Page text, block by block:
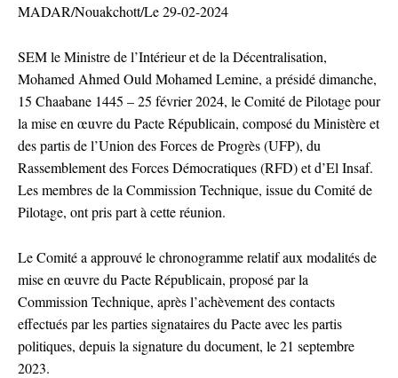
MADAR/Nouakchott/Le 29-02-2024
SEM le Ministre de l’Intérieur et de la Décentralisation,
Mohamed Ahmed Ould Mohamed Lemine, a présidé dimanche,
15 Chaabane 1445 – 25 février 2024, le Comité de Pilotage pour
la mise en œuvre du Pacte Républicain, composé du Ministère et
des partis de l’Union des Forces de Progrès (UFP), du
Rassemblement des Forces Démocratiques (RFD) et d’El Insaf.
Les membres de la Commission Technique, issue du Comité de
Pilotage, ont pris part à cette réunion.
Le Comité a approuvé le chronogramme relatif aux modalités de
mise en œuvre du Pacte Républicain, proposé par la
Commission Technique, après l’achèvement des contacts
effectués par les parties signataires du Pacte avec les partis
politiques, depuis la signature du document, le 21 septembre
2023.